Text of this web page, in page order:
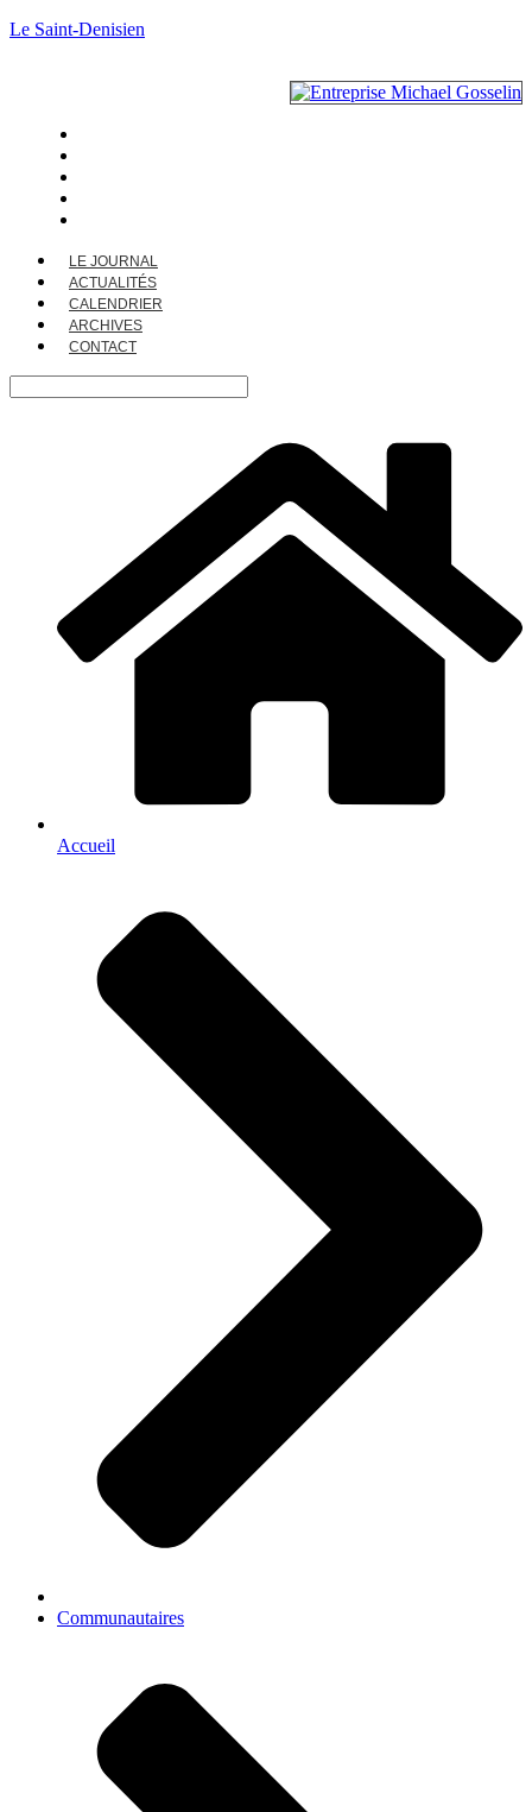
Le Saint-Denisien
LE JOURNAL
ACTUALITÉS
CALENDRIER
ARCHIVES
CONTACT
Accueil
Communautaires